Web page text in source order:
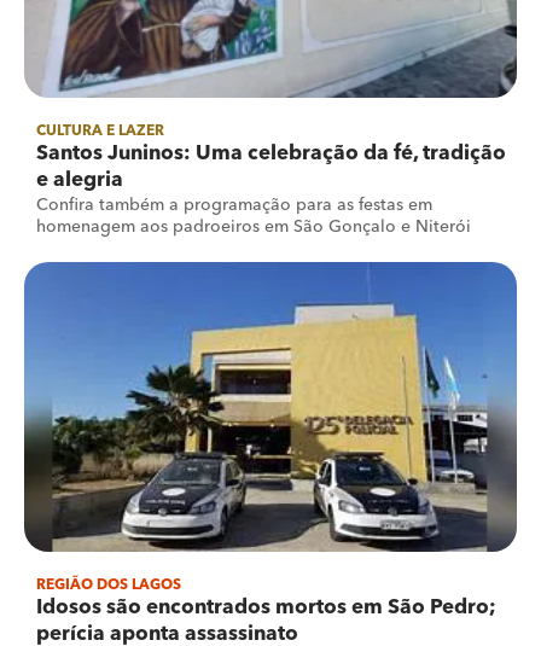
CULTURA E LAZER
Santos Juninos: Uma celebração da fé, tradição
e alegria
Confira também a programação para as festas em
homenagem aos padroeiros em São Gonçalo e Niterói
REGIÃO DOS LAGOS
Idosos são encontrados mortos em São Pedro;
perícia aponta assassinato